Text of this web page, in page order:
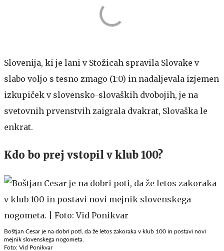
Slovenija, ki je lani v Stožicah spravila Slovake v
slabo voljo s tesno zmago (1:0) in nadaljevala izjemen
izkupiček v slovensko-slovaških dvobojih, je na
svetovnih prvenstvih zaigrala dvakrat, Slovaška le
enkrat.
Kdo bo prej vstopil v klub 100?
Boštjan Cesar je na dobri poti, da že letos zakoraka v klub 100 in postavi novi
mejnik slovenskega nogometa.
Foto: Vid Ponikvar